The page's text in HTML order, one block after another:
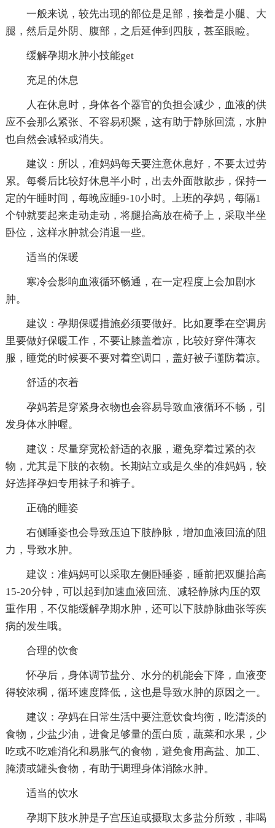
一般来说，较先出现的部位是足部，接着是小腿、大
腿，然后是外阴、腹部，之后延伸到四肢，甚至眼睑。
缓解孕期水肿小技能get
充足的休息
人在休息时，身体各个器官的负担会减少，血液的供
应不会那么紧张、不容易积聚，这有助于静脉回流，水肿
也自然会减轻或消失。
建议：所以，准妈妈每天要注意休息好，不要太过劳
累。每餐后比较好休息半小时，出去外面散散步，保持一
定的午睡时间，每晚应睡9-10小时。上班的孕妈，每隔1
个钟就要起来走动走动，将腿抬高放在椅子上，采取半坐
卧位，这样水肿就会消退一些。
适当的保暖
寒冷会影响血液循环畅通，在一定程度上会加剧水
肿。
建议：孕期保暖措施必须要做好。比如夏季在空调房
里要做好保暖工作，不要让膝盖着凉，比较好穿件薄衣
服，睡觉的时候要不要对着空调口，盖好被子谨防着凉。
舒适的衣着
孕妈若是穿紧身衣物也会容易导致血液循环不畅，引
发身体水肿喔。
建议：尽量穿宽松舒适的衣服，避免穿着过紧的衣
物，尤其是下肢的衣物。长期站立或是久坐的准妈妈，较
好选择孕妇专用袜子和裤子。
正确的睡姿
右侧睡姿也会导致压迫下肢静脉，增加血液回流的阻
力，导致水肿。
建议：准妈妈可以采取左侧卧睡姿，睡前把双腿抬高
15-20分钟，可以起到加速血液回流、减轻静脉内压的双
重作用，不仅能缓解孕期水肿，还可以下肢静脉曲张等疾
病的发生哦。
合理的饮食
怀孕后，身体调节盐分、水分的机能会下降，血液变
得较浓稠，循环速度降低，这也是导致水肿的原因之一。
建议：孕妈在日常生活中要注意饮食均衡，吃清淡的
食物，少盐少油，进食足够量的蛋白质，蔬菜和水果，少
吃或不吃难消化和易胀气的食物，避免食用高盐、加工、
腌渍或罐头食物，有助于调理身体消除水肿。
适当的饮水
孕期下肢水肿是子宫压迫或摄取太多盐分所致，非喝